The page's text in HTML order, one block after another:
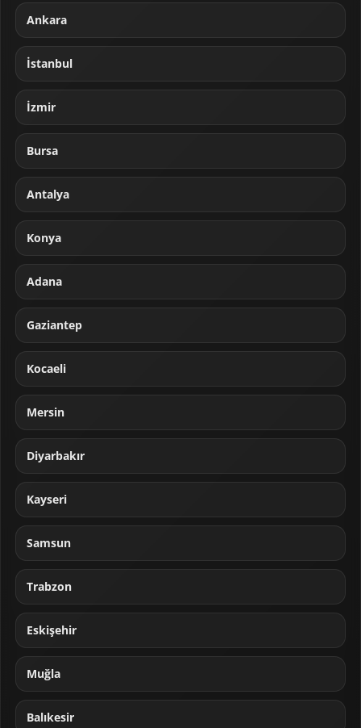
Ankara
İstanbul
İzmir
Bursa
Antalya
Konya
Adana
Gaziantep
Kocaeli
Mersin
Diyarbakır
Kayseri
Samsun
Trabzon
Eskişehir
Muğla
Balıkesir